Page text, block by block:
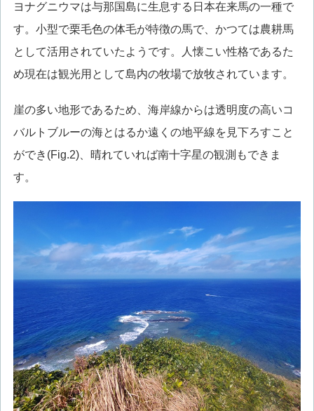
ヨナグニウマは与那国島に生息する日本在来馬の一種で
す。小型で栗毛色の体毛が特徴の馬で、かつては農耕馬
として活用されていたようです。人懐こい性格であるた
め現在は観光用として島内の牧場で放牧されています。
崖の多い地形であるため、海岸線からは透明度の高いコ
バルトブルーの海とはるか遠くの地平線を見下ろすこと
ができ(Fig.2)、晴れていれば南十字星の観測もできま
す。